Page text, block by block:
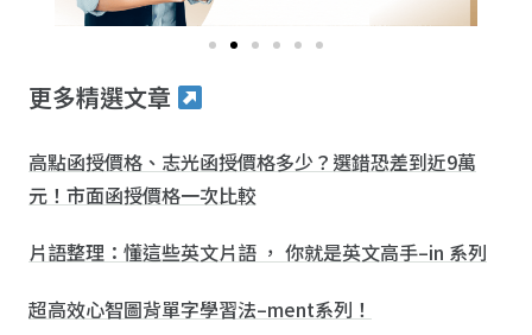
更多精選文章
高點函授價格、志光函授價格多少？選錯恐差到近9萬
元！市面函授價格一次比較
片語整理：懂這些英文片語 ， 你就是英文高手–in 系列
超高效心智圖背單字學習法–ment系列！